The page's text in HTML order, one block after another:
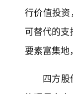
行价值投
可替代的
要素富集
四方